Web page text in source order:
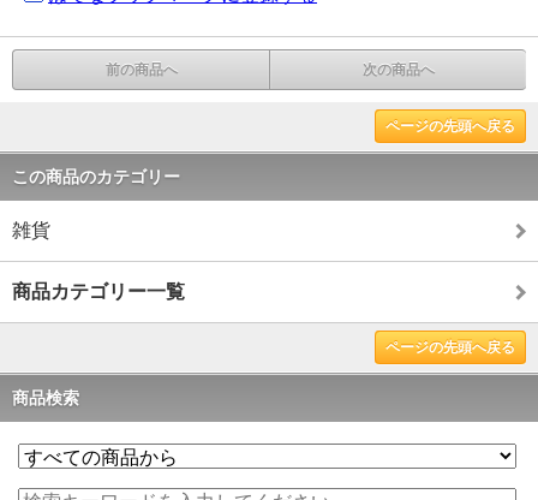
前の商品へ 次の商品へ
ページの先頭へ戻る
この商品のカテゴリー
雑貨
商品カテゴリー一覧
ページの先頭へ戻る
商品検索